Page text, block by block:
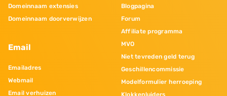
Domeinnaam extensies
Domeinnaam doorverwijzen
Email
Emailadres
Webmail
Email verhuizen
Blogpagina
Forum
Affiliate programma
MVO
Niet tevreden geld terug
Geschillencommissie
Modelformulier herroeping
Klokkenluiders